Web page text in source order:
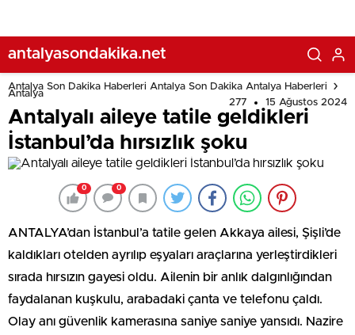
antalyasondakika.net
Antalya Son Dakika Haberleri Antalya Son Dakika Antalya Haberleri
Antalya
277
15 Ağustos 2024
Antalyalı aileye tatile geldikleri
İstanbul’da hırsızlık şoku
0 0
ANTALYA’dan İstanbul’a tatile gelen Akkaya ailesi, Şişli’de
kaldıkları otelden ayrılıp eşyaları araçlarına yerleştirdikleri
sırada hırsızın gayesi oldu. Ailenin bir anlık dalgınlığından
faydalanan kuşkulu, arabadaki çanta ve telefonu çaldı.
Olay anı güvenlik kamerasına saniye saniye yansıdı. Nazire